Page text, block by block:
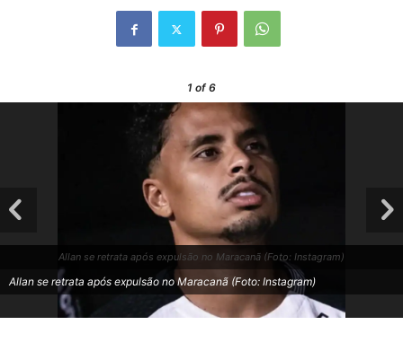
1 of 6
Allan se retrata após expulsão no Maracanã (Foto: Instagram)
Allan se retrata após expulsão no Maracanã (Foto: Instagram)